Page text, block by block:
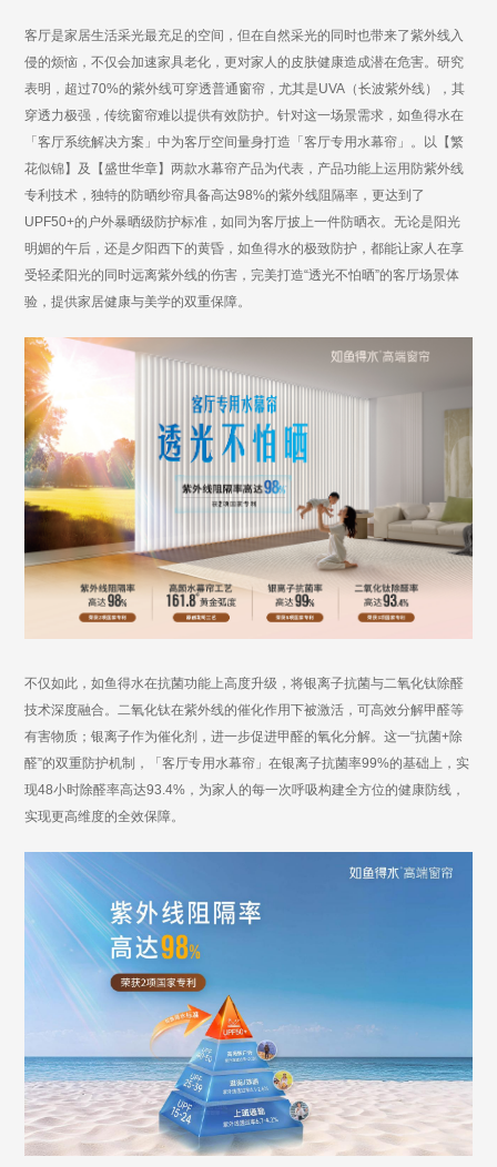
客厅是家居生活采光最充足的空间，但在自然采光的同时也带来了紫外线入
侵的烦恼 ，不仅会加速家具老化，更对家人的皮肤健康造成潜在危害。研究
表明，超过70%的紫外线可穿透普通窗帘，尤其是UVA（长波紫外线），其
穿透力极强，传统窗帘难以提供有效防护。针对这一场景需求，如鱼得水在
「客厅系统解决方案」中为客厅空间量身打造「客厅专用水幕帘」 。
以【繁
花似锦】及【盛世华章】两款水幕帘产品为代表 ，产品功能上运用防紫外线
专利技术，独特的防晒纱帘具备高达98%的紫外线阻隔率，更达到了
UPF50+的户外暴晒级防护标准，如同为客厅披上一件防晒衣。无论是阳光
明媚的午后，还是夕阳西下的黄昏，如鱼得水的极致防护，都能让家人在享
受轻柔阳光的同时远离紫外线的伤害，完美打造“透光不怕晒”的客厅场景体
验，提供家居健康与美学的双重保障。
不仅如此，如鱼得水在抗菌功能上高度升级，将银离子抗菌与二氧化钛除醛
技术深度融合。二氧化钛在紫外线的催化作用下被激活，可高效分解甲醛等
有害物质；银离子作为催化剂，进一步促进甲醛的氧化分解。这一“抗菌+除
醛”的双重防护机制，「客厅专用水幕帘」在银离子抗菌率99%的基础上，实
现48小时除醛率高达93.4%，为家人的每一次呼吸构建全方位的健康防线，
实现更高维度的全效保障。